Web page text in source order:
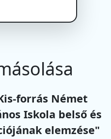
forrás Német
Iskola belső és
elemzése"